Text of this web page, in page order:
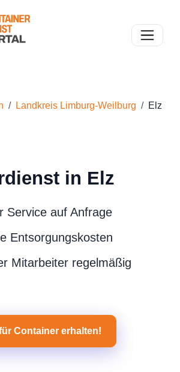
Toggle
Landkreis Limburg-Weilburg Elz
in Elz
Service auf Anfrage
Entsorgungskosten
Mitarbeiter regelmäßig
Container erhalten!